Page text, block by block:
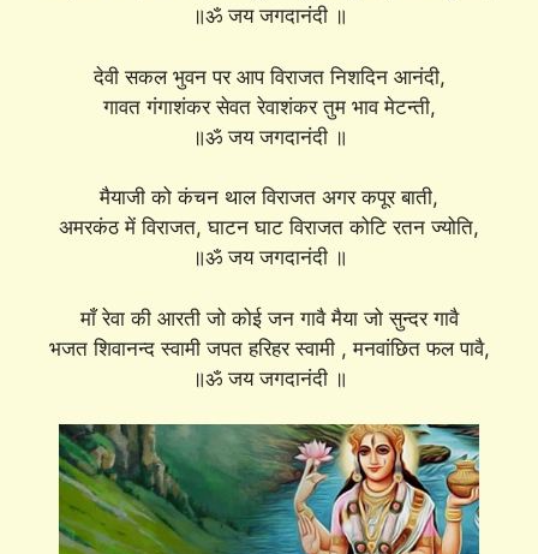
॥ॐ जय जगदानंदी ॥
देवी सकल भुवन पर आप विराजत निशदिन आनंदी,
गावत गंगाशंकर सेवत रेवाशंकर तुम भाव मेटन्ती,
॥ॐ जय जगदानंदी ॥
मैयाजी को कंचन थाल विराजत अगर कपूर बाती,
अमरकंठ में विराजत, घाटन घाट विराजत कोटि रतन ज्योति,
॥ॐ जय जगदानंदी ॥
माँ रेवा की आरती जो कोई जन गावै मैया जो सुन्दर गावै
भजत शिवानन्द स्वामी जपत हरिहर स्वामी , मनवांछित फल पावै,
॥ॐ जय जगदानंदी ॥